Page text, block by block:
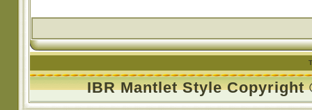
IBR Mantlet Style Copyright